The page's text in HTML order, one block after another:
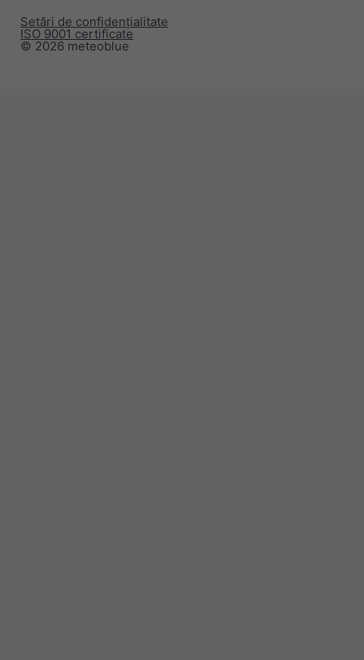
© 2026 meteoblue
ISO 9001 certificate
Setări de confidențialitate